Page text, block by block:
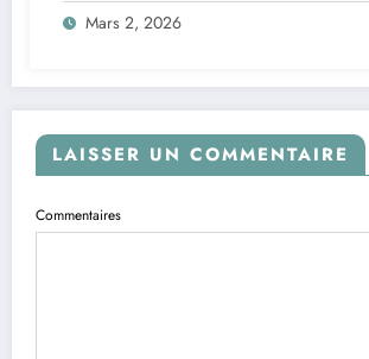
Mars 2, 2026
LAISSER UN COMMENTAIRE
Commentaires